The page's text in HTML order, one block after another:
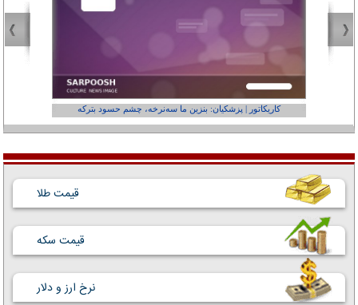
کاریکاتور | پزشکیان: بنزین ما سه‌نرخه، چشم حسود بترکه
قیمت طلا
قیمت سکه
نرخ ارز و دلار